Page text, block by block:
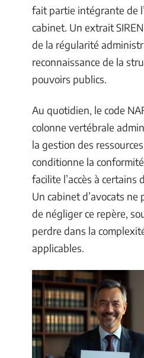
fait partie intégrante de
cabinet. Un extrait
de la régularité
reconnaissance de la
pouvoirs publics.
Au quotidien, le code
colonne vertébrale
la gestion des
conditionne la
facilite l’accès à certains
Un cabinet d’avocats
de négliger ce repère,
perdre dans la
applicables.